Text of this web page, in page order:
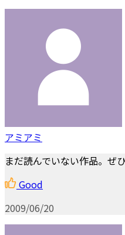
アミアミ
まだ読んでいない作品。ぜ
Good
2009/06/20